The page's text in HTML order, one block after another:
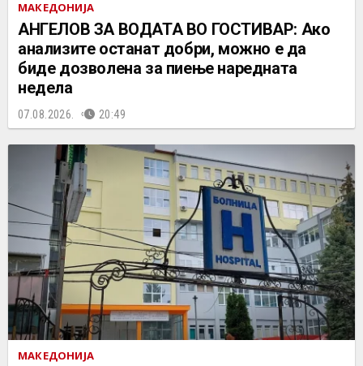
МАКЕДОНИЈА
АНГЕЛОВ ЗА ВОДАТА ВО ГОСТИВАР: Ако
анализите останат добри, можно е да
биде дозволена за пиење наредната
недела
07.08.2026. 20:49
МАКЕДОНИЈА